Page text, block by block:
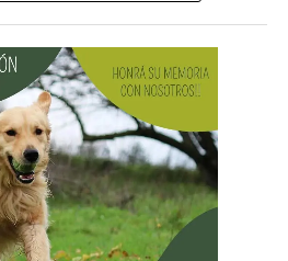
informaron que,durante las
de bacheo será
cuadrillas de trabajo y dos